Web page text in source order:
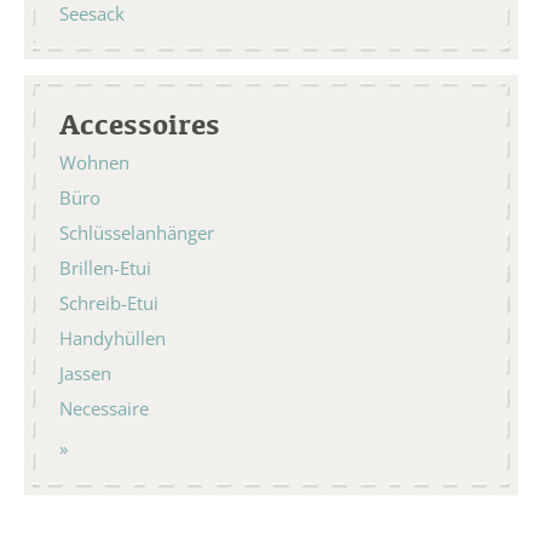
Seesack
Accessoires
Wohnen
Büro
Schlüsselanhänger
Brillen-Etui
Schreib-Etui
Handyhüllen
Jassen
Necessaire